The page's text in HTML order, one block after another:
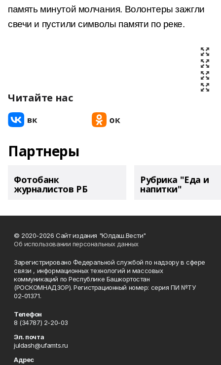
память минутой молчания. Волонтеры зажгли
свечи и пустили символы памяти по реке.
Читайте нас
Партнеры
Фотобанк
журналистов РБ
Рубрика "Еда и
напитки"
© 2020-2026 Сайт издания "Юлдаш.Вести"
Об использовании персональных данных
Зарегистрировано Федеральной службой по надзору в сфере
связи , информационных технологий и массовых
коммуникаций по Республике Башкортостан
(РОСКОМНАДЗОР). Регистрационный номер: серия ПИ №ТУ
02-01371.
Телефон
8 (34787) 2-20-03
Эл. почта
juldash@ufamts.ru
Адрес